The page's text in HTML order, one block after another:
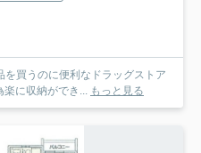
買うのに便利なドラッグストア
楽に収納ができ... もっと見る